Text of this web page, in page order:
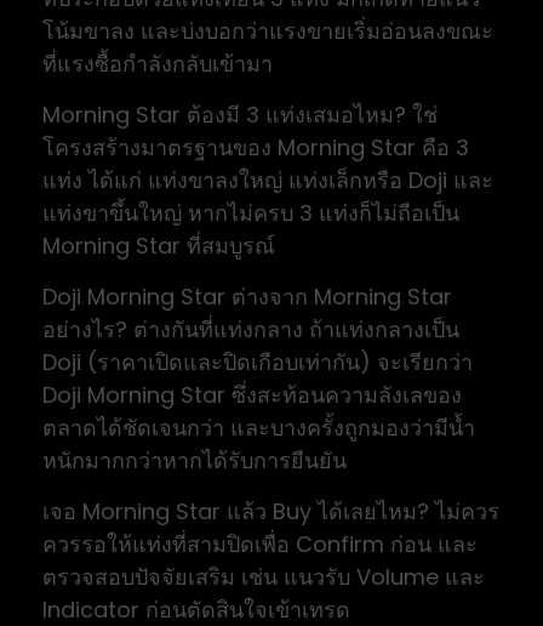
โน้มขาลง และบ่งบอกว่าแรงขายเริ่มอ่อนลงขณะ
ที่แรงซื้อกำลังกลับเข้ามา
Morning Star ต้องมี 3 แท่งเสมอไหม? ใช่
โครงสร้างมาตรฐานของ Morning Star คือ 3
แท่ง ได้แก่ แท่งขาลงใหญ่ แท่งเล็กหรือ Doji และ
แท่งขาขึ้นใหญ่ หากไม่ครบ 3 แท่งก็ไม่ถือเป็น
Morning Star ที่สมบูรณ์
Doji Morning Star ต่างจาก Morning Star
อย่างไร? ต่างกันที่แท่งกลาง ถ้าแท่งกลางเป็น
Doji (ราคาเปิดและปิดเกือบเท่ากัน) จะเรียกว่า
Doji Morning Star ซึ่งสะท้อนความลังเลของ
ตลาดได้ชัดเจนกว่า และบางครั้งถูกมองว่ามีน้ำ
หนักมากกว่าหากได้รับการยืนยัน
เจอ Morning Star แล้ว Buy ได้เลยไหม? ไม่ควร
ควรรอให้แท่งที่สามปิดเพื่อ Confirm ก่อน และ
ตรวจสอบปัจจัยเสริม เช่น แนวรับ Volume และ
Indicator ก่อนตัดสินใจเข้าเทรด